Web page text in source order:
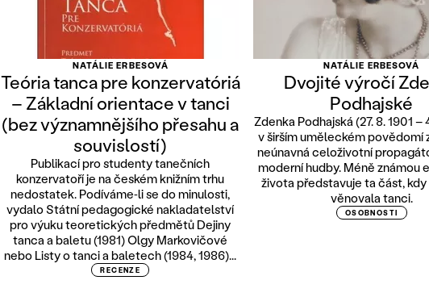
NATÁLIE ERBESOVÁ
Teória tanca pre konzervatóriá
– Základní orientace v tanci
(bez významnějšího přesahu a
souvislostí)
Publikací pro studenty tanečních
konzervatoří je na českém knižním trhu
nedostatek. Podíváme‑li se do minulosti,
vydalo Státní pedagogické nakladatelství
pro výuku teoretických předmětů Dejiny
tanca a baletu (1981) Olgy Markovičové
nebo Listy o tanci a baletech (1984, 1986)...
RECENZE
NATÁLIE ERBESOVÁ
Dvojité výročí
Podhajské
Zdenka Podhajská (27. 8. 1901 –
v širším uměleckém povědomí
neúnavná celoživotní
moderní hudby. Méně známou
života představuje ta část, kdy
věnovala tanci.
OSOBNOSTI